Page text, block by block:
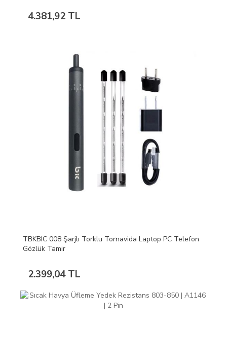
4.381,92 TL
TBKBIC 008 Şarjlı Torklu Tornavida Laptop PC Telefon
Gözlük Tamir
2.399,04 TL